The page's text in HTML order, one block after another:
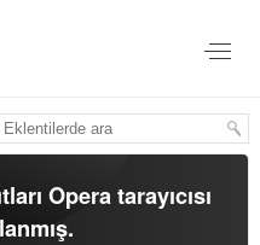
Opera tarayıcısı